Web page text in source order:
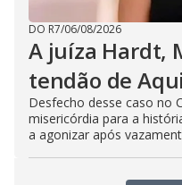
DO R7/06/08/2026
A juíza Hardt,
tendão de
Desfecho desse caso no
misericórdia para a
a agonizar após